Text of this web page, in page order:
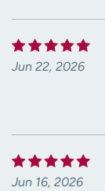
Jun 22, 2026
Jun 16, 2026